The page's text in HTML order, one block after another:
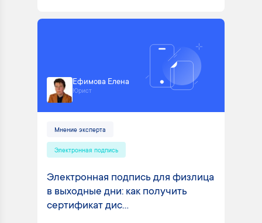
Ефимова Елена
Юрист
Мнение эксперта
Электронная подпись
Электронная подпись для физлица
в выходные дни: как получить
сертификат дис...